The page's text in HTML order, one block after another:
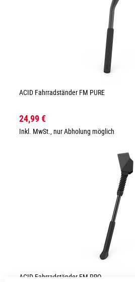
ACID Fahrradständer FM PURE
24,99 €
Inkl. MwSt., nur Abholung möglich
ACID Fahrradständer FM PRO